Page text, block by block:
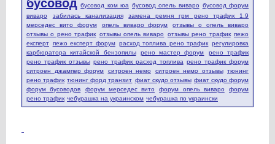
бусовод бусовод ком юа бусовод опель виваро бусовод форум
виваро
забилась канализация
замена ремня грм рено трафик 1.9
мерседес вито форум
опель виваро форум
отзывы о опель виваро
отзывы о рено трафик отзывы опель виваро отзывы рено трафик пежо
експерт пежо експерт форум расход топлива рено трафик регулировка
карбюратора китайской бензопилы
рено мастер форум
рено трафик
рено трафик отзывы рено трафик расход топлива рено трафик форум
ситроен джампер форум
ситроен немо ситроен немо отзывы тюнинг
рено трафик тюнинг форд транзит фиат скудо отзывы фиат скудо форум
форум бусоводов
форум мерседес вито форум опель виваро
форум
рено трафик чебурашка на украинском чебурашка по украински